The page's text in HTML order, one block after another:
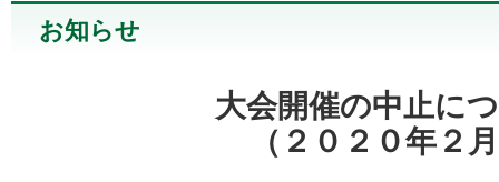
お知らせ
大会開催の中止に
（２０２０年２